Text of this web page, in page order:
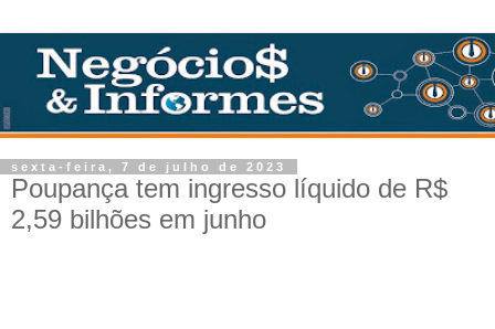
sexta-feira, 7 de julho de 2023
Poupança tem ingresso líquido de R$
2,59 bilhões em junho